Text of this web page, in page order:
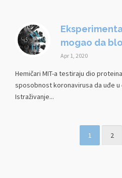
mogao da
Apr 1, 2020
Hemičari MIT-a testiraju dio
sposobnost koronavirusa da uđe u
Istraživanje...
1 2